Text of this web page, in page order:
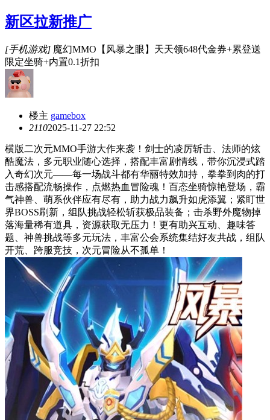
新区拉新推广
[手机游戏] 魔幻MMO【风暴之眼】天天领648代金券+累登送
限定坐骑+内置0.1折扣
楼主 gamebox
21102025-11-27 22:52
横版二次元MMO手游大作来袭！剑士的凌厉斩击、法师的炫
酷魔法，多元职业随心选择，搭配丰富剧情线，带你沉浸式踏
入奇幻次元——每一场战斗都有华丽特效加持，拳拳到肉的打
击感搭配流畅操作，点燃热血冒险魂！百态坐骑惊艳登场，霸
气神兽、萌系伙伴应有尽有，助力战力飙升如虎添翼；紧盯世
界BOSS刷新，组队挑战轻松斩获极品装备；击杀野外魔物掉
落海量稀有道具，资源获取无压力！更有助兴互动、趣味答
题、神兽挑战等多元玩法，丰富公会系统集结好友共战，组队
开荒、跨服竞技，次元冒险从不孤单！